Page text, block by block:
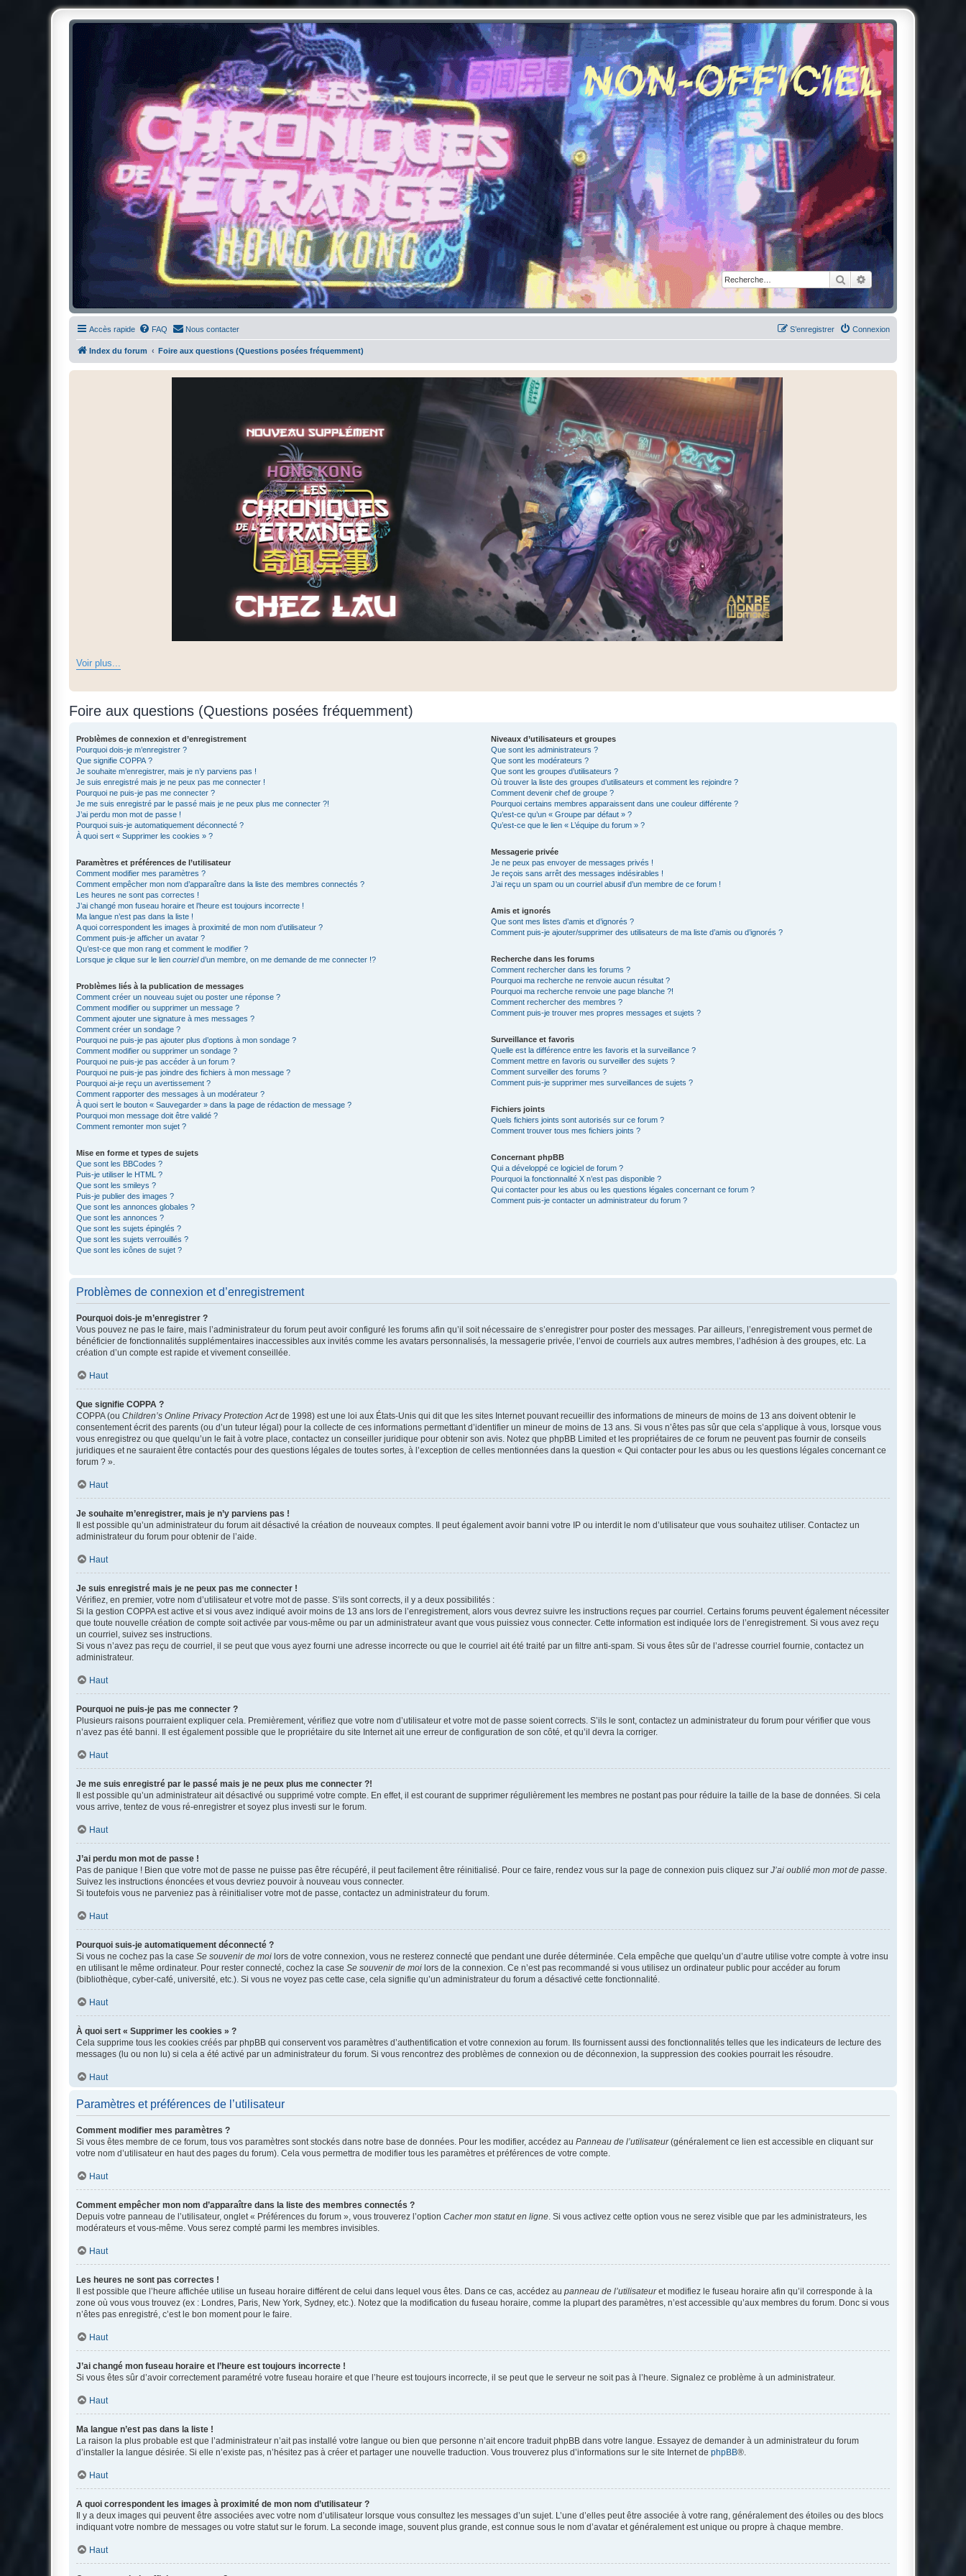
RechercherRecherche avancée
Chroniques de l'Étrange NO
Pour les amateurs des Chroniques de l'Étrange
Accès rapide FAQ Nous contacter Connexion
S’enregistrer
Index du forum Foire aux questions (Questions posées fréquemment)
Voir plus...
Foire aux questions (Questions posées fréquemment)
Problèmes de connexion et d’enregistrement
Pourquoi dois-je m’enregistrer ?
Que signifie COPPA ?
Je souhaite m’enregistrer, mais je n’y parviens pas !
Je suis enregistré mais je ne peux pas me connecter !
Pourquoi ne puis-je pas me connecter ?
Je me suis enregistré par le passé mais je ne peux plus me connecter ?!
J’ai perdu mon mot de passe !
Pourquoi suis-je automatiquement déconnecté ?
À quoi sert « Supprimer les cookies » ?
Paramètres et préférences de l’utilisateur
Comment modifier mes paramètres ?
Comment empêcher mon nom d’apparaître dans la liste des membres connectés ?
Les heures ne sont pas correctes !
J’ai changé mon fuseau horaire et l’heure est toujours incorrecte !
Ma langue n’est pas dans la liste !
A quoi correspondent les images à proximité de mon nom d’utilisateur ?
Comment puis-je afficher un avatar ?
Qu’est-ce que mon rang et comment le modifier ?
Lorsque je clique sur le lien courrield’un membre, on me demande de me connecter !?
Problèmes liés à la publication de messages
Comment créer un nouveau sujet ou poster une réponse ?
Comment modifier ou supprimer un message ?
Comment ajouter une signature à mes messages ?
Comment créer un sondage ?
Pourquoi ne puis-je pas ajouter plus d’options à mon sondage ?
Comment modifier ou supprimer un sondage ?
Pourquoi ne puis-je pas accéder à un forum ?
Pourquoi ne puis-je pas joindre des fichiers à mon message ?
Pourquoi ai-je reçu un avertissement ?
Comment rapporter des messages à un modérateur ?
À quoi sert le bouton « Sauvegarder » dans la page de rédaction de message ?
Pourquoi mon message doit être validé ?
Comment remonter mon sujet ?
Mise en forme et types de sujets
Que sont les BBCodes ?
Puis-je utiliser le HTML ?
Que sont les smileys ?
Puis-je publier des images ?
Que sont les annonces globales ?
Que sont les annonces ?
Que sont les sujets épinglés ?
Que sont les sujets verrouillés ?
Que sont les icônes de sujet ?
Niveaux d’utilisateurs et groupes
Que sont les administrateurs ?
Que sont les modérateurs ?
Que sont les groupes d’utilisateurs ?
Où trouver la liste des groupes d’utilisateurs et comment les rejoindre ?
Comment devenir chef de groupe ?
Pourquoi certains membres apparaissent dans une couleur différente ?
Qu’est-ce qu’un « Groupe par défaut » ?
Qu’est-ce que le lien « L’équipe du forum » ?
Messagerie privée
Je ne peux pas envoyer de messages privés !
Je reçois sans arrêt des messages indésirables !
J’ai reçu un spam ou un courriel abusif d’un membre de ce forum !
Amis et ignorés
Que sont mes listes d’amis et d’ignorés ?
Comment puis-je ajouter/supprimer des utilisateurs de ma liste d’amis ou d’ignorés ?
Recherche dans les forums
Comment rechercher dans les forums ?
Pourquoi ma recherche ne renvoie aucun résultat ?
Pourquoi ma recherche renvoie une page blanche ?!
Comment rechercher des membres ?
Comment puis-je trouver mes propres messages et sujets ?
Surveillance et favoris
Quelle est la différence entre les favoris et la surveillance ?
Comment mettre en favoris ou surveiller des sujets ?
Comment surveiller des forums ?
Comment puis-je supprimer mes surveillances de sujets ?
Fichiers joints
Quels fichiers joints sont autorisés sur ce forum ?
Comment trouver tous mes fichiers joints ?
Concernant phpBB
Qui a développé ce logiciel de forum ?
Pourquoi la fonctionnalité X n’est pas disponible ?
Qui contacter pour les abus ou les questions légales concernant ce forum ?
Comment puis-je contacter un administrateur du forum ?
Problèmes de connexion et d’enregistrement
Pourquoi dois-je m’enregistrer ?
Vous pouvez ne pas le faire, mais l’administrateur du forum peut avoir configuré les forums afin qu’il soit nécessaire de s’enregistrer pour poster des messages. Par ailleurs, l’enregistrement vous permet de
bénéficier de fonctionnalités supplémentaires inaccessibles aux invités comme les avatars personnalisés, la messagerie privée, l’envoi de courriels aux autres membres, l’adhésion à des groupes, etc. La
création d’un compte est rapide et vivement conseillée.
Haut
Que signifie COPPA ?
COPPA (ou Children’s Online Privacy Protection Actde 1998) est une loi aux États-Unis qui dit que les sites Internet pouvant recueillir des informations de mineurs de moins de 13 ans doivent obtenir le
consentement écrit des parents (ou d’un tuteur légal) pour la collecte de ces informations permettant d’identifier un mineur de moins de 13 ans. Si vous n’êtes pas sûr que cela s’applique à vous, lorsque vous
vous enregistrez ou que quelqu’un le fait à votre place, contactez un conseiller juridique pour obtenir son avis. Notez que phpBB Limited et les propriétaires de ce forum ne peuvent pas fournir de conseils
juridiques et ne sauraient être contactés pour des questions légales de toutes sortes, à l’exception de celles mentionnées dans la question « Qui contacter pour les abus ou les questions légales concernant ce
forum ? ».
Haut
Je souhaite m’enregistrer, mais je n’y parviens pas !
Il est possible qu’un administrateur du forum ait désactivé la création de nouveaux comptes. Il peut également avoir banni votre IP ou interdit le nom d’utilisateur que vous souhaitez utiliser. Contactez un
administrateur du forum pour obtenir de l’aide.
Haut
Je suis enregistré mais je ne peux pas me connecter !
Vérifiez, en premier, votre nom d’utilisateur et votre mot de passe. S’ils sont corrects, il y a deux possibilités :
Si la gestion COPPA est active et si vous avez indiqué avoir moins de 13 ans lors de l’enregistrement, alors vous devrez suivre les instructions reçues par courriel. Certains forums peuvent également nécessiter
que toute nouvelle création de compte soit activée par vous-même ou par un administrateur avant que vous puissiez vous connecter. Cette information est indiquée lors de l’enregistrement. Si vous avez reçu
un courriel, suivez ses instructions.
Si vous n’avez pas reçu de courriel, il se peut que vous ayez fourni une adresse incorrecte ou que le courriel ait été traité par un filtre anti-spam. Si vous êtes sûr de l’adresse courriel fournie, contactez un
administrateur.
Haut
Pourquoi ne puis-je pas me connecter ?
Plusieurs raisons pourraient expliquer cela. Premièrement, vérifiez que votre nom d’utilisateur et votre mot de passe soient corrects. S’ils le sont, contactez un administrateur du forum pour vérifier que vous
n’avez pas été banni. Il est également possible que le propriétaire du site Internet ait une erreur de configuration de son côté, et qu’il devra la corriger.
Haut
Je me suis enregistré par le passé mais je ne peux plus me connecter ?!
Il est possible qu’un administrateur ait désactivé ou supprimé votre compte. En effet, il est courant de supprimer régulièrement les membres ne postant pas pour réduire la taille de la base de données. Si cela
vous arrive, tentez de vous ré-enregistrer et soyez plus investi sur le forum.
Haut
J’ai perdu mon mot de passe !
Pas de panique ! Bien que votre mot de passe ne puisse pas être récupéré, il peut facilement être réinitialisé. Pour ce faire, rendez vous sur la page de connexion puis cliquez sur J’ai oublié mon mot de passe
Suivez les instructions énoncées et vous devriez pouvoir à nouveau vous connecter.
Si toutefois vous ne parveniez pas à réinitialiser votre mot de passe, contactez un administrateur du forum.
Haut
Pourquoi suis-je automatiquement déconnecté ?
Si vous ne cochez pas la case Se souvenir de moi lors de votre connexion, vous ne resterez connecté que pendant une durée déterminée. Cela empêche que quelqu’un d’autre utilise votre compte à votre insu
en utilisant le même ordinateur. Pour rester connecté, cochez la case Se souvenir de moi lors de la connexion. Ce n’est pas recommandé si vous utilisez un ordinateur public pour accéder au forum
(bibliothèque, cyber-café, université, etc.). Si vous ne voyez pas cette case, cela signifie qu’un administrateur du forum a désactivé cette fonctionnalité.
Haut
À quoi sert « Supprimer les cookies » ?
Cela supprime tous les cookies créés par phpBB qui conservent vos paramètres d’authentification et votre connexion au forum. Ils fournissent aussi des fonctionnalités telles que les indicateurs de lecture des
messages (lu ou non lu) si cela a été activé par un administrateur du forum. Si vous rencontrez des problèmes de connexion ou de déconnexion, la suppression des cookies pourrait les résoudre.
Haut
Paramètres et préférences de l’utilisateur
Comment modifier mes paramètres ?
Si vous êtes membre de ce forum, tous vos paramètres sont stockés dans notre base de données. Pour les modifier, accédez au Panneau de l’utilisateur(généralement ce lien est accessible en cliquant sur
votre nom d’utilisateur en haut des pages du forum). Cela vous permettra de modifier tous les paramètres et préférences de votre compte.
Haut
Comment empêcher mon nom d’apparaître dans la liste des membres connectés ?
Depuis votre panneau de l’utilisateur, onglet « Préférences du forum », vous trouverez l’option Cacher mon statut en ligne . Si vous activez cette option vous ne serez visible que par les administrateurs, les
modérateurs et vous-même. Vous serez compté parmi les membres invisibles.
Haut
Les heures ne sont pas correctes !
Il est possible que l’heure affichée utilise un fuseau horaire différent de celui dans lequel vous êtes. Dans ce cas, accédez au panneau de l’utilisateuret modifiez le fuseau horaire afin qu’il corresponde à la
zone où vous vous trouvez (ex : Londres, Paris, New York, Sydney, etc.). Notez que la modification du fuseau horaire, comme la plupart des paramètres, n’est accessible qu’aux membres du forum. Donc si vous
n’êtes pas enregistré, c’est le bon moment pour le faire.
Haut
J’ai changé mon fuseau horaire et l’heure est toujours incorrecte !
Si vous êtes sûr d’avoir correctement paramétré votre fuseau horaire et que l’heure est toujours incorrecte, il se peut que le serveur ne soit pas à l’heure. Signalez ce problème à un administrateur.
Haut
Ma langue n’est pas dans la liste !
La raison la plus probable est que l’administrateur n’ait pas installé votre langue ou bien que personne n’ait encore traduit phpBB dans votre langue. Essayez de demander à un administrateur du forum
d’installer la langue désirée. Si elle n’existe pas, n’hésitez pas à créer et partager une nouvelle traduction. Vous trouverez plus d’informations sur le site Internet de phpBB®.
Haut
A quoi correspondent les images à proximité de mon nom d’utilisateur ?
Il y a deux images qui peuvent être associées avec votre nom d’utilisateur lorsque vous consultez les messages d’un sujet. L’une d’elles peut être associée à votre rang, généralement des étoiles ou des blocs
indiquant votre nombre de messages ou votre statut sur le forum. La seconde image, souvent plus grande, est connue sous le nom d’avatar et généralement est unique ou propre à chaque membre.
Haut